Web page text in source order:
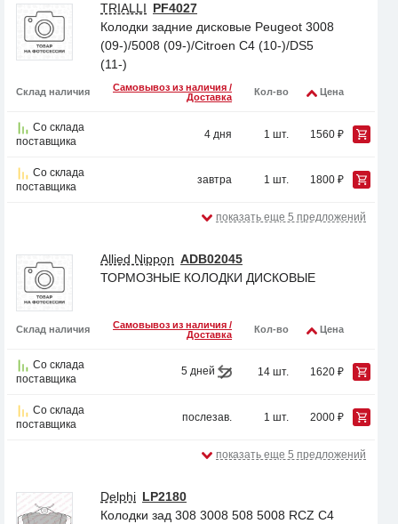
TRIALLI PF4027
Колодки задние дисковые Peugeot 3008
(09-)/5008 (09-)/Citroen C4 (10-)/DS5
(11-)
Склад наличия
Самовывоз из наличия /
Доставка
Кол-во Цена
Со склада
поставщика
4 дня 1 шт. 1560 ₽
Со склада
поставщика
завтра 1 шт. 1800 ₽
показать еще 5 предложений
Allied Nippon ADB02045
ТОРМОЗНЫЕ КОЛОДКИ ДИСКОВЫЕ
Склад наличия
Самовывоз из наличия /
Доставка
Кол-во Цена
Со склада
поставщика
5 дней 14 шт. 1620 ₽
Со склада
поставщика
послезав. 1 шт. 2000 ₽
показать еще 5 предложений
Delphi LP2180
Колодки зад 308 3008 508 5008 RCZ C4